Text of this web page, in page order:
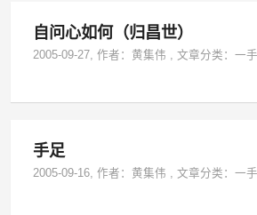
自问心如何（归昌世）
2005-09-27, 作者：黄集伟 ,文章分类：一
手足
2005-09-16, 作者：黄集伟 ,文章分类：一